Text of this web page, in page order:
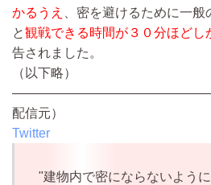
かるうえ
、密を避けるために一
と観戦できる時間が３０分ほどし
告されました。
（以下略）
配信元）
Twitter
"建物内で密にならないよう